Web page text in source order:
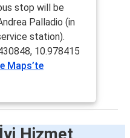
stop will be
Palladio (in
station).
10.978415
Maps’te